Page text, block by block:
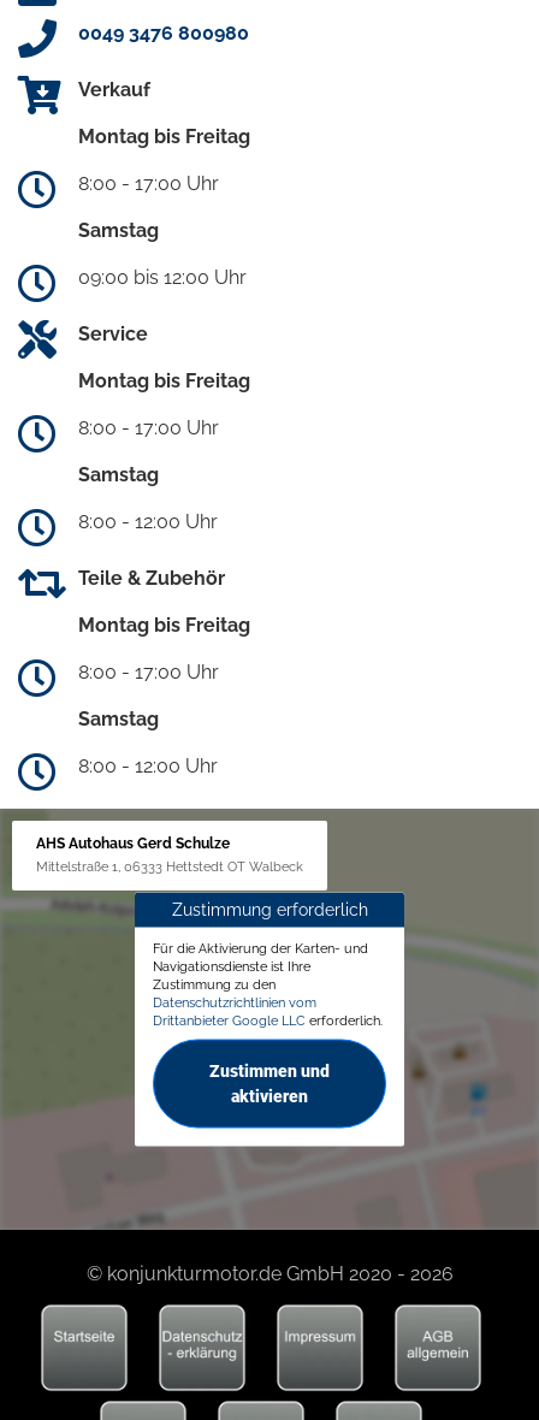
0049 3476 800980
Verkauf
Montag bis Freitag
8:00 - 17:00 Uhr
Samstag
09:00 bis 12:00 Uhr
Service
Montag bis Freitag
8:00 - 17:00 Uhr
Samstag
8:00 - 12:00 Uhr
Teile & Zubehör
Montag bis Freitag
8:00 - 17:00 Uhr
Samstag
8:00 - 12:00 Uhr
AHS Autohaus Gerd Schulze
Mittelstraße 1, 06333 Hettstedt OT Walbeck
Zustimmung erforderlich
Für die Aktivierung der Karten- und
Navigationsdienste ist Ihre
Zustimmung zu den
Datenschutzrichtlinien vom
Drittanbieter Google LLC erforderlich.
Zustimmen und
aktivieren
© konjunkturmotor.de GmbH 2020 - 2026